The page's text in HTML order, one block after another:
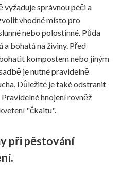
správnou péči a
vhodné místo pro
nebo polostinné. Půda
bohatá na živiny. Před
kompostem nebo jiným
je nutné pravidelně
Důležité je také odstranit
hnojení rovněž
"čkaitu".
při pěstování